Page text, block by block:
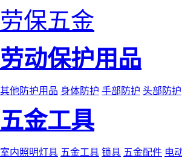
劳保五金
劳动保护用品
其他防护用品 身体防护 手部防护 头部防护
五金工具
室内照明灯具 五金工具 锁具 五金配件 电